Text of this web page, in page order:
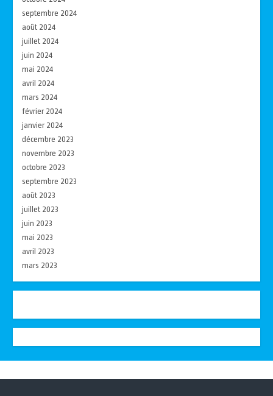
septembre 2024
août 2024
juillet 2024
juin 2024
mai 2024
avril 2024
mars 2024
février 2024
janvier 2024
décembre 2023
novembre 2023
octobre 2023
septembre 2023
août 2023
juillet 2023
juin 2023
mai 2023
avril 2023
mars 2023